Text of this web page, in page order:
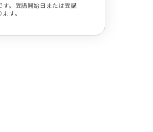
す。受講開始日または受講
す。